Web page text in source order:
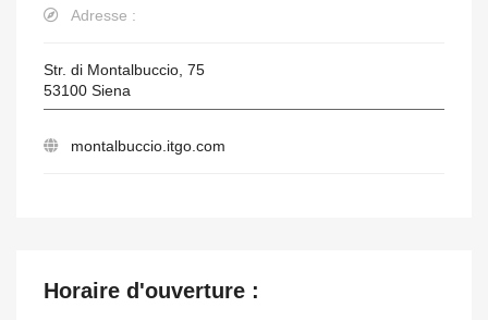
Adresse :
Str. di Montalbuccio, 75
53100 Siena
montalbuccio.itgo.com
Horaire d'ouverture :